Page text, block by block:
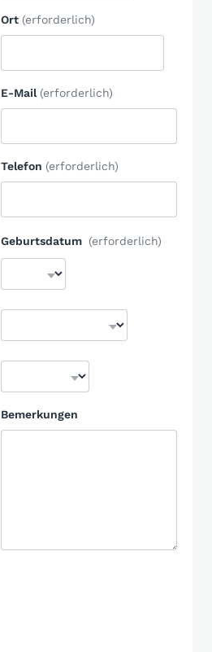
Ort (erforderlich)
E-Mail (erforderlich)
Telefon (erforderlich)
Geburtsdatum (erforderlich)
Bemerkungen